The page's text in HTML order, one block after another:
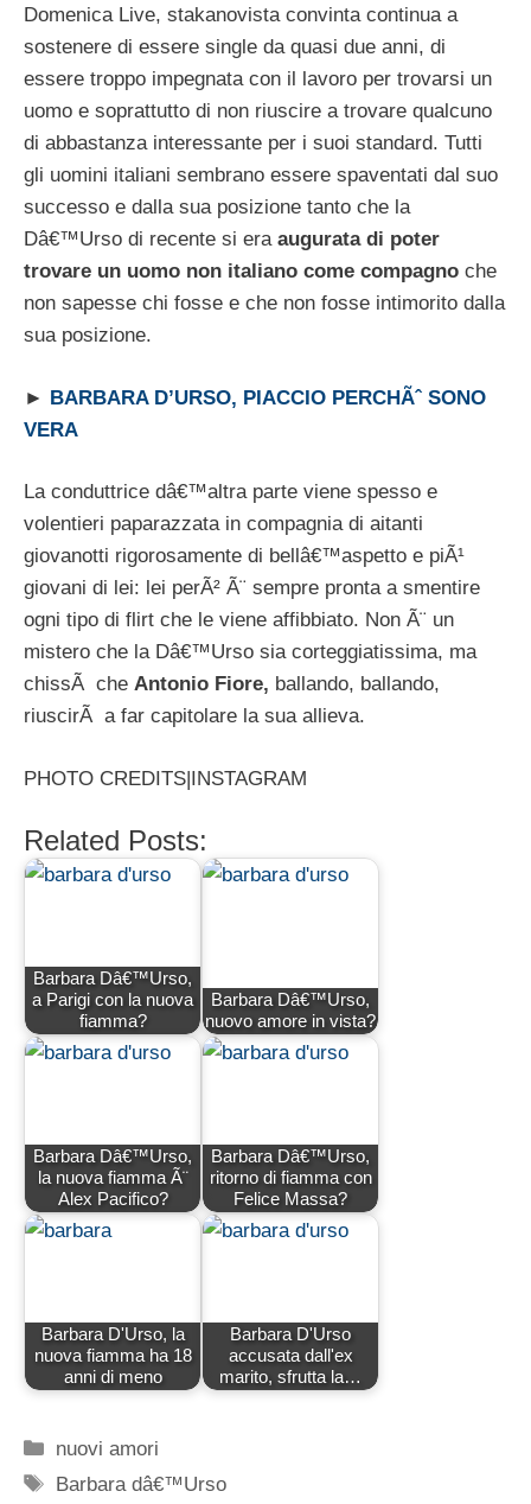
Domenica Live, stakanovista convinta continua a
sostenere di essere single da quasi due anni, di
essere troppo impegnata con il lavoro per trovarsi un
uomo e soprattutto di non riuscire a trovare qualcuno
di abbastanza interessante per i suoi standard. Tutti
gli uomini italiani sembrano essere spaventati dal suo
successo e dalla sua posizione tanto che la
Dâ€™Urso di recente si eraaugurata di poter
trovare un uomo non italiano come compagno che
non sapesse chi fosse e che non fosse intimorito dalla
sua posizione.
► BARBARA D’URSO, PIACCIO PERCHÃˆ SONO
VERA
La conduttrice dâ€™altra parte viene spesso e
volentieri paparazzata in compagnia di aitanti
giovanotti rigorosamente di bellâ€™aspetto e piÃ¹
giovani di lei: lei perÃ² Ã¨ sempre pronta a smentire
ogni tipo di flirt che le viene affibbiato. Non Ã¨ un
mistero che la Dâ€™Urso sia corteggiatissima, ma
chissÃ che Antonio Fiore, ballando, ballando,
riuscirÃ a far capitolare la sua allieva.
PHOTO CREDITS|INSTAGRAM
Related Posts:
Barbara Dâ€™Urso,
a Parigi con la nuova
fiamma?
Barbara Dâ€™Urso,
nuovo amore in vista?
Barbara Dâ€™Urso,
la nuova fiamma Ã¨
Alex Pacifico?
Barbara Dâ€™Urso,
ritorno di fiamma con
Felice Massa?
Barbara D'Urso, la
nuova fiamma ha 18
anni di meno
Barbara D'Urso
accusata dall'ex
marito, sfrutta la…
Categorie
nuovi amori
Tag
Barbara dâ€™Urso